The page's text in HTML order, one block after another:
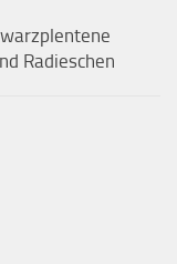
Radieschen